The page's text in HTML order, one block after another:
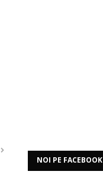
NOI PE FACEBOOK